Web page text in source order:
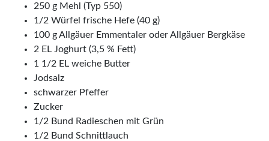
250 g Mehl (Typ 550)
1/2 Würfel frische Hefe (40 g)
100 g Allgäuer Emmentaler oder Allgäuer Bergkäse
2 EL Joghurt (3,5 % Fett)
1 1/2 EL weiche Butter
Jodsalz
schwarzer Pfeffer
Zucker
1/2 Bund Radieschen mit Grün
1/2 Bund Schnittlauch